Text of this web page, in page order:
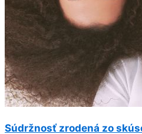
Súdržnosť zrodená zo